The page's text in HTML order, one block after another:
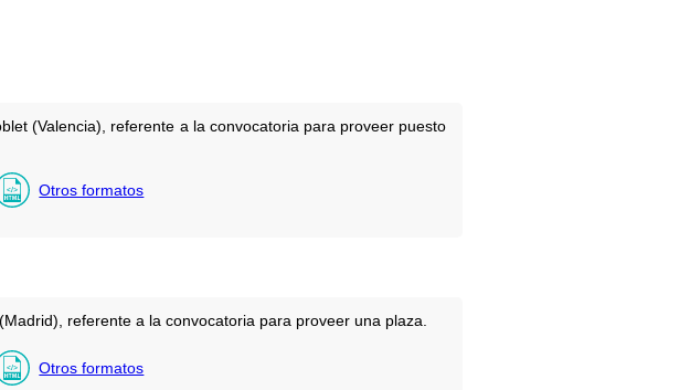
(Valencia), referente a la convocatoria para proveer puesto
Otros formatos
referente a la convocatoria para proveer una plaza.
Otros formatos